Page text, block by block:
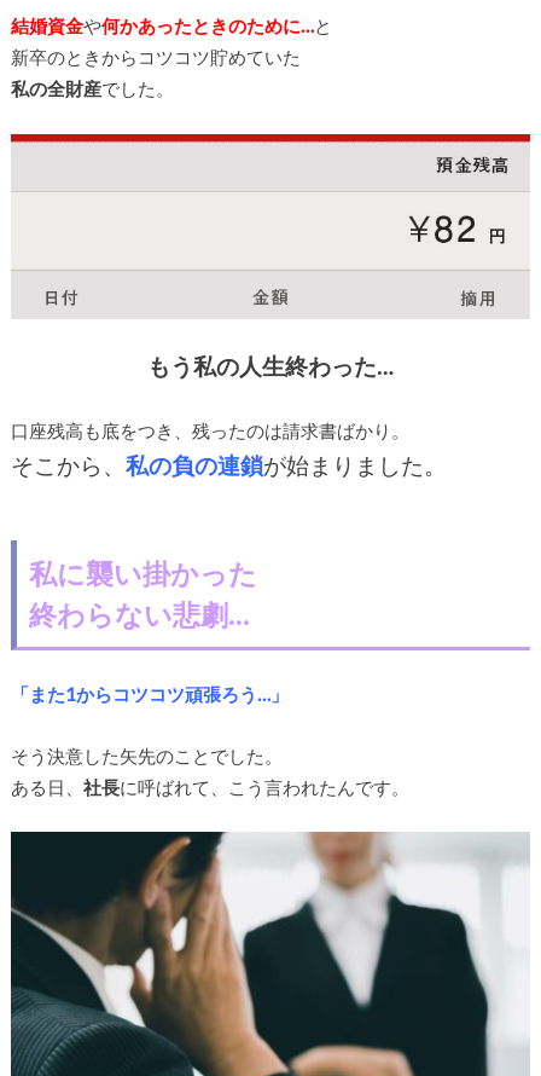
結婚資金や何かあったときのために…と
新卒のときからコツコツ貯めていた
私の全財産でした。
もう私の人生終わった…
口座残高も底をつき、残ったのは請求書ばかり。
そこから、 私の負の連鎖が始まりました。
私に襲い掛かった
終わらない悲劇…
「また1からコツコツ頑張ろう…」
そう決意した矢先のことでした。
ある日、 社長に呼ばれて、こう言われたんです。